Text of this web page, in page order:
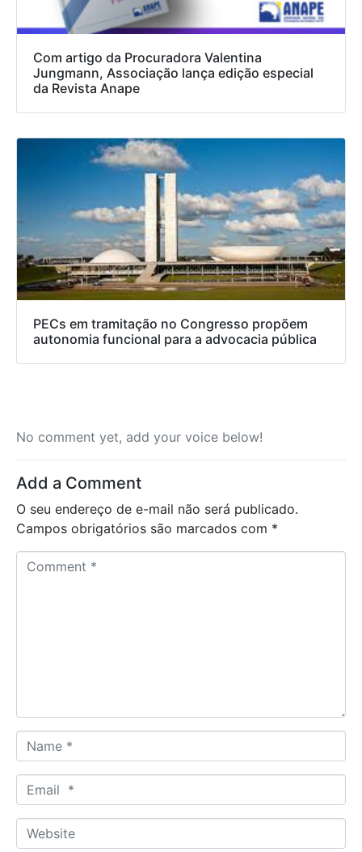
Com artigo da Procuradora Valentina
Jungmann, Associação lança edição especial
da Revista Anape
PECs em tramitação no Congresso propõem
autonomia funcional para a advocacia pública
No comment yet, add your voice below!
Add a Comment
O seu endereço de e-mail não será publicado.
Campos obrigatórios são marcados com *
a
m
*
m
aW
e